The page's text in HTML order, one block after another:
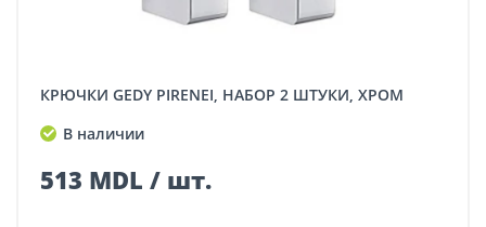
КРЮЧКИ GEDY PIRENEI, НАБОР 2 ШТУКИ, ХРОМ
В наличии
513 MDL / шт.